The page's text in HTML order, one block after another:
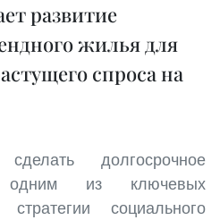
развитие
жилья для
спроса на
долгосрочное
из ключевых
социального